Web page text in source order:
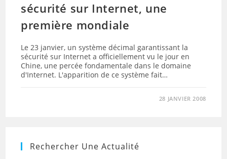
sécurité sur Internet, une
première mondiale
Le 23 janvier, un système décimal garantissant la
sécurité sur Internet a officiellement vu le jour en
Chine, une percée fondamentale dans le domaine
d'Internet. L'apparition de ce système fait…
28 JANVIER 2008
Rechercher Une Actualité